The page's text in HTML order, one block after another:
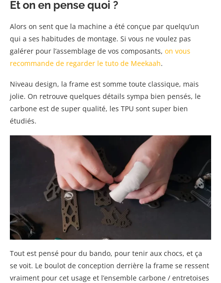
Et on en pense quoi ?
Alors on sent que la machine a été conçue par quelqu’un
qui a ses habitudes de montage. Si vous ne voulez pas
galérer pour l’assemblage de vos composants, on vous
recommande de regarder le tuto de Meekaah.
Niveau design, la frame est somme toute classique, mais
jolie. On retrouve quelques détails sympa bien pensés, le
carbone est de super qualité, les TPU sont super bien
étudiés.
Tout est pensé pour du bando, pour tenir aux chocs, et ça
se voit. Le boulot de conception derrière la frame se ressent
vraiment pour cet usage et l’ensemble carbone / entretoises